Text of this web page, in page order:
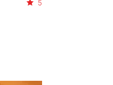
5